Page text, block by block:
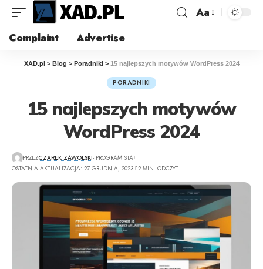
Aa
Complaint Advertise
XAD.pl> Blog > Poradniki> 15 najlepszych motywów WordPress 2024
PORADNIKI
15 najlepszych motywów
WordPress 2024
PRZEZCZAREK ZAWOLSKI- PROGRAMISTA
OSTATNIA AKTUALIZACJA: 27 GRUDNIA, 2023 12 MIN. ODCZYT